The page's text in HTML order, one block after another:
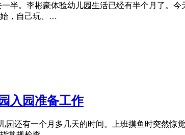
半。李彬豪体验幼儿园生活已经有半个月了。
，自己玩、…
入园准备工作
园还有一个月多几天的时间。上班摸鱼时突然